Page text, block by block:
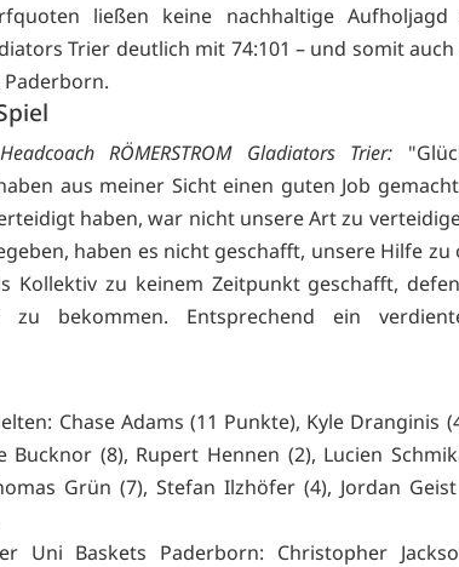
ließen keine nachhaltige Aufholjagd
Trier deutlich mit 74:101 – und somit
RÖMERSTROM Gladiators Trier:
aus meiner Sicht einen guten Job
haben, war nicht unsere Art zu
haben es nicht geschafft, unsere Hilfe zu
Kollektiv zu keinem Zeitpunkt geschafft,
bekommen. Entsprechend ein
Chase Adams (11 Punkte), Kyle Dranginis
Bucknor (8), Rupert Hennen (2), Lucien
Grün (7), Stefan Ilzhöfer (4), Jordan
Uni Baskets Paderborn: Christopher